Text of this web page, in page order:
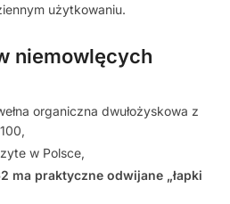
użytkowaniu.
niemowlęcych
organiczna dwułożyskowa z
w Polsce,
ma praktyczne odwijane „łapki